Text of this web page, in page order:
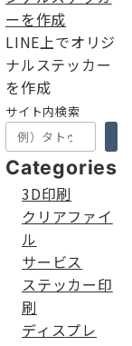
LINE上でオリジ
ナルステッカー
を作成
サイト内検索
Categories
3D印刷
クリアファイ
ル
サービス
ステッカー印
刷
ディスプレ